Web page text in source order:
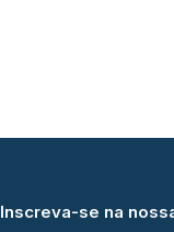
Inscreva-se na